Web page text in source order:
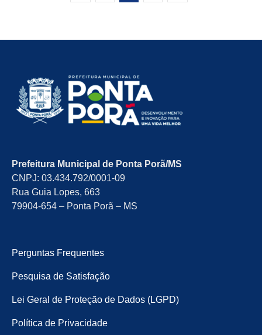
Prefeitura Municipal de Ponta Porã/MS
CNPJ: 03.434.792/0001-09
Rua Guia Lopes, 663
79904-654 – Ponta Porã – MS
Perguntas Frequentes
Pesquisa de Satisfação
Lei Geral de Proteção de Dados (LGPD)
Política de Privacidade